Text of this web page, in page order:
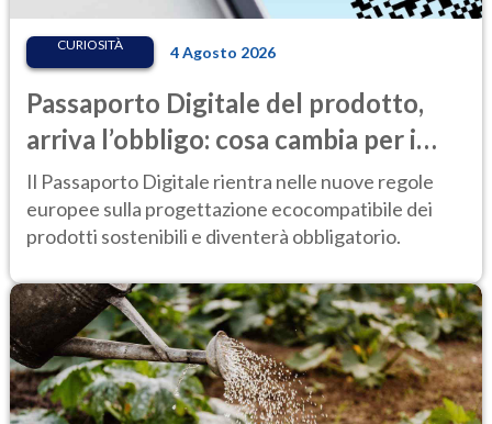
CURIOSITÀ 4 Agosto 2026
Passaporto Digitale del prodotto,
arriva l’obbligo: cosa cambia per i
consumatori, dalle batterie
all’abbigliamento
Il Passaporto Digitale rientra nelle nuove regole
europee sulla progettazione ecocompatibile dei
prodotti sostenibili e diventerà obbligatorio.